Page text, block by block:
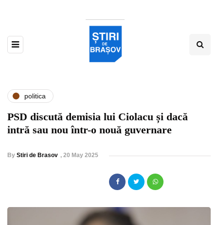
politica
PSD discută demisia lui Ciolacu și dacă
intră sau nou într-o nouă guvernare
By Stiri de Brasov , 20 May 2025